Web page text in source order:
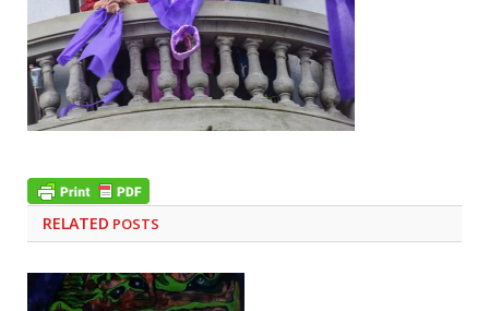
RELATED POSTS